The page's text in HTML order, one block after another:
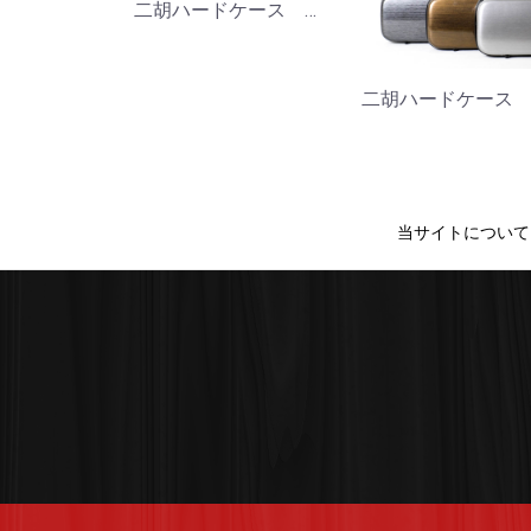
二胡ハードケース 彩
当サイトについ